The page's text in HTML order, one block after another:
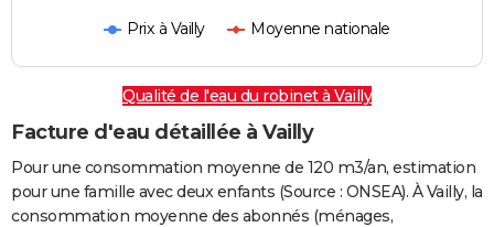
Prix à Vailly Moyenne nationale
Qualité de l'eau du robinet à Vailly
Facture d'eau détaillée à Vailly
Pour une consommation moyenne de 120 m3/an, estimation
pour une famille avec deux enfants (Source : ONSEA). À Vailly, la
consommation moyenne des abonnés (ménages,